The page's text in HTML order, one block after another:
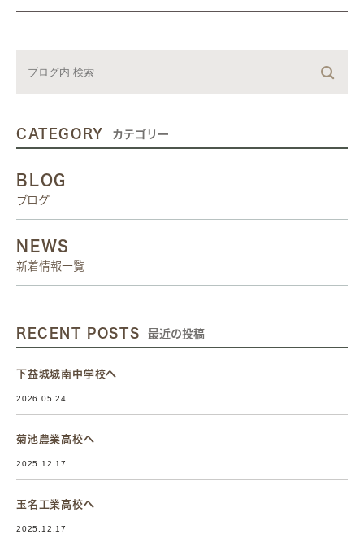
CATEGORY カテゴリー
BLOG
ブログ
NEWS
新着情報一覧
RECENT POSTS 最近の投稿
下益城城南中学校へ
2026.05.24
菊池農業高校へ
2025.12.17
玉名工業高校へ
2025.12.17